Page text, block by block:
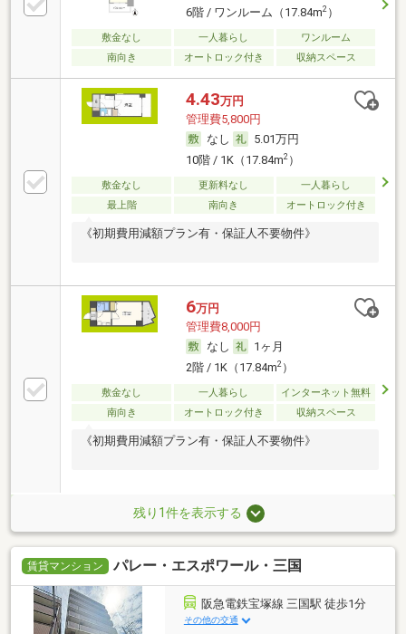
6階 / ワンルーム（17.84m2）
敷金なし 一人暮らし
ワンルーム
南向き
オートロック付き 収納スペース
4.43万円
管理費5,800円
なし
5.01万円
10階 / 1K（17.84m2）
敷金なし 更新料なし
一人暮らし
最上階
南向き オートロック付き
《初期費用減額プラン有・保証人不要物件》
6万円
管理費8,000円
なし
1ヶ月
2階 / 1K（17.84m2）
敷金なし 一人暮らし
インターネット無料
南向き
オートロック付き 収納スペース
《初期費用減額プラン有・保証人不要物件》
残り1件を表示する
賃貸マンション パレー・エスポワール・三国
阪急電鉄宝塚線 三国駅 徒歩1分
その他の交通